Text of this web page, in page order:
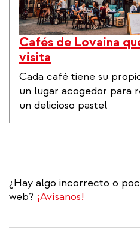
Cafés de Lovaina
visita
Cada café tiene su
un lugar acogedor para
un delicioso pastel
¿Hay algo incorrecto o
web? ¡Avísanos!